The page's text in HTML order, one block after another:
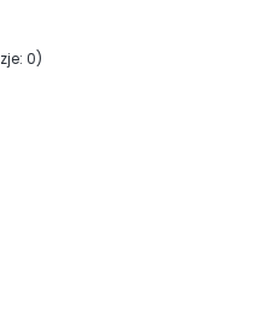
0)